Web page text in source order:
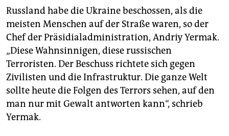
Russland habe die Ukraine beschossen, als die
meisten Menschen auf der Straße waren, so der
Chef der Präsidialadministration, Andriy Yermak.
„Diese Wahnsinnigen, diese russischen
Terroristen. Der Beschuss richtete sich gegen
Zivilisten und die Infrastruktur. Die ganze Welt
sollte heute die Folgen des Terrors sehen, auf den
man nur mit Gewalt antworten kann“, schrieb
Yermak.